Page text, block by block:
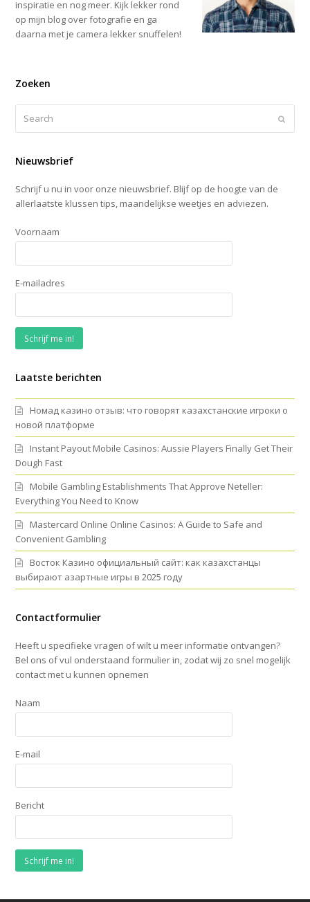
inspiratie en nog meer. Kijk lekker rond
op mijn blog over fotografie en ga
daarna met je camera lekker snuffelen!
Zoeken
Nieuwsbrief
Schrijf u nu in voor onze nieuwsbrief. Blijf op de hoogte van de
allerlaatste klussen tips, maandelijkse weetjes en adviezen.
Voornaam
E-mailadres
Laatste berichten
Номад казино отзыв: что говорят казахстанские игроки о
новой платформе
Instant Payout Mobile Casinos: Aussie Players Finally Get Their
Dough Fast
Mobile Gambling Establishments That Approve Neteller:
Everything You Need to Know
Mastercard Online Online Casinos: A Guide to Safe and
Convenient Gambling
Восток Казино официальный сайт: как казахстанцы
выбирают азартные игры в 2025 году
Contactformulier
Heeft u specifieke vragen of wilt u meer informatie ontvangen?
Bel ons of vul onderstaand formulier in, zodat wij zo snel mogelijk
contact met u kunnen opnemen
Naam
E-mail
Bericht